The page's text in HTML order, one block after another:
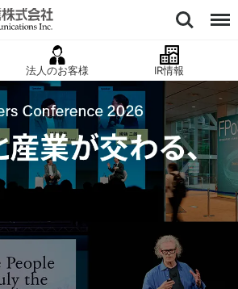
法人のお客様 IR情報